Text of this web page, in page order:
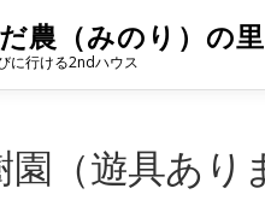
農（みのり）の
に行ける2ndハウス
園（遊具あり